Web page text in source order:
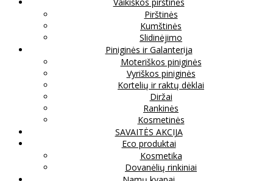
Pirštinės
Kumštinės
Slidinėjimo
Piniginės ir Galanterija
Moteriškos piniginės
Vyriškos piniginės
Kortelių ir raktų dėklai
Diržai
Rankinės
Kosmetinės
SAVAITĖS AKCIJA
Eco produktai
Kosmetika
Dovanėlių rinkiniai